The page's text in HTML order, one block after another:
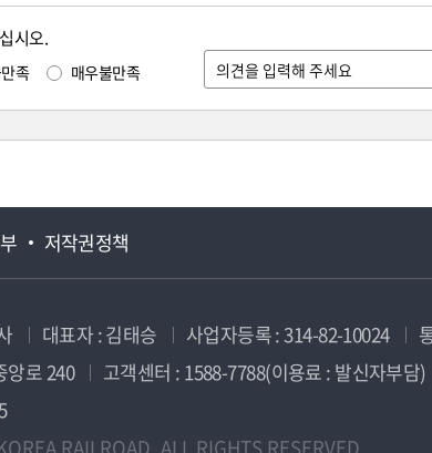
시오.
족 매우불만족
저작권정책
대표자 : 김태승 사업자등록 : 314-82-10024
앙로 240
고객센터 : 1588-7788(이용료 : 발신자부담)
RAILROAD. ALL RIGHTS RESERVED.